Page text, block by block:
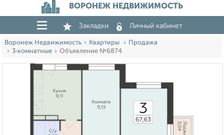
ВОРОНЕЖ НЕДВИЖИМОСТЬ
Закладки Личный кабинет
Воронеж Недвижимость Квартиры
Продажа
3‑комнатные
Объявление №6874